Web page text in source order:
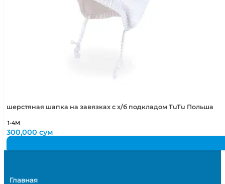
шерстяная шапка на завязках с х/б подкладом TuTu Польша
1-4М
300,000сум
Главная